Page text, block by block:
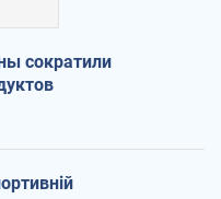
сократили